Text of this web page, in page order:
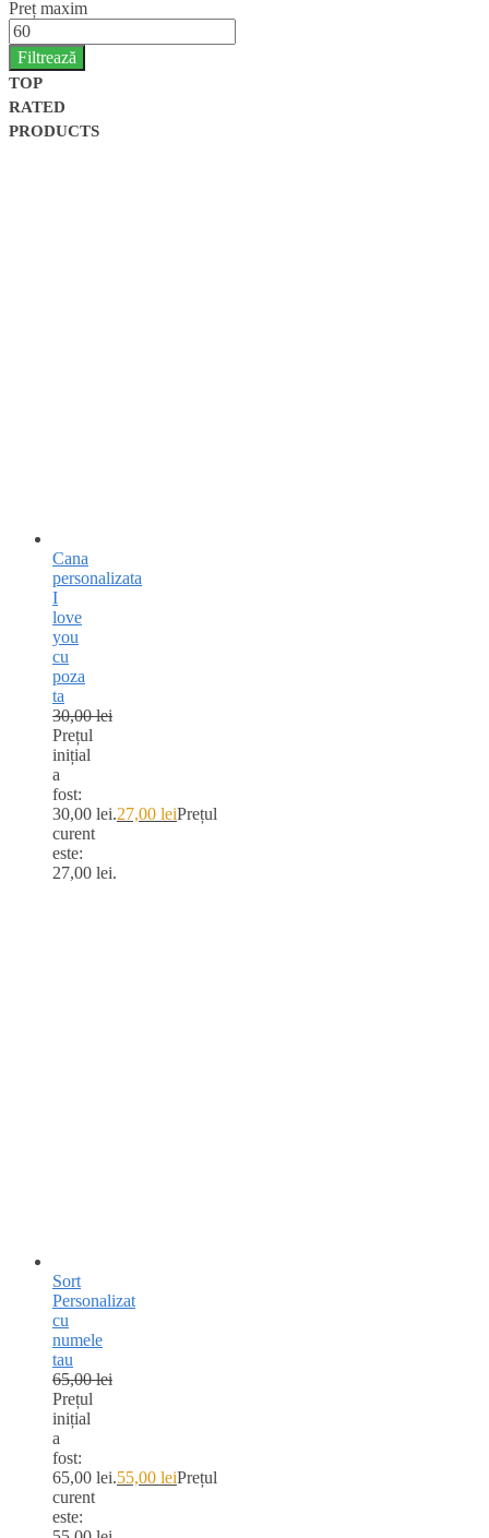
Preț maxim
Filtrează
TOP
RATED
PRODUCTS
Cana
personalizata
I
love
you
cu
poza
ta
30,00lei
Prețul
inițial
a
fost:
30,00 lei.27,00 leiPrețul
curent
este:
27,00 lei.
Sort
Personalizat
cu
numele
tau
65,00lei
Prețul
inițial
a
fost:
65,00 lei.55,00 leiPrețul
curent
este: